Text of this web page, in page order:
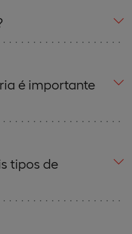
é importante
tipos de